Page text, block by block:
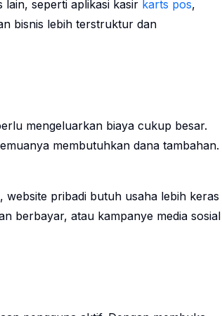
lain, seperti aplikasi kasir karts pos,
bisnis lebih terstruktur dan
mengeluarkan biaya cukup besar.
membutuhkan dana tambahan.
pribadi butuh usaha lebih keras
berbayar, atau kampanye media sosial